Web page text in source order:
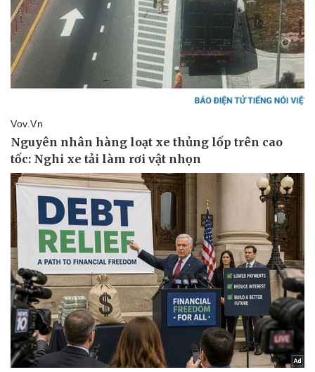
Thể thao
Bóng đá
Lịch thi đấu bóng đá
eSports
Hậu trường
Ô tô - Xe máy
Ô tô
Xe máy
Tư vấn